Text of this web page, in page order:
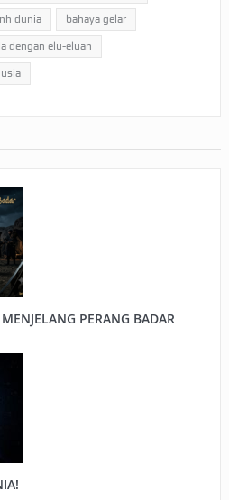
dunia bahaya gelar
dengan elu-eluan
PERANG BADAR